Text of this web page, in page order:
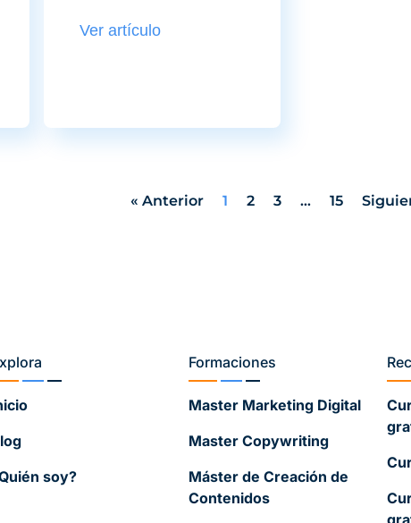
Ver artículo
« Anterior 1 2 3 … 15
soy?
Formaciones
Master Marketing Digital
Master Copywriting
Máster de Creación de
Contenidos